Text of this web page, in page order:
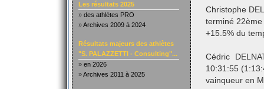
Les résultats 2025
» des athlètes PRO
»Archives 2009 à 2024
Résultats majeurs des athlètes
"S. PALAZZETTI - Consulting"...
» en 2026
»Archives 2011 à 2025
Christophe
terminé
+15.5% du
Cédric
10:31:55
vainqueur en